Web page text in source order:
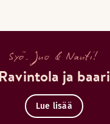
Syö. Juo & Nauti!
Ravintola ja baari
Lue lisää